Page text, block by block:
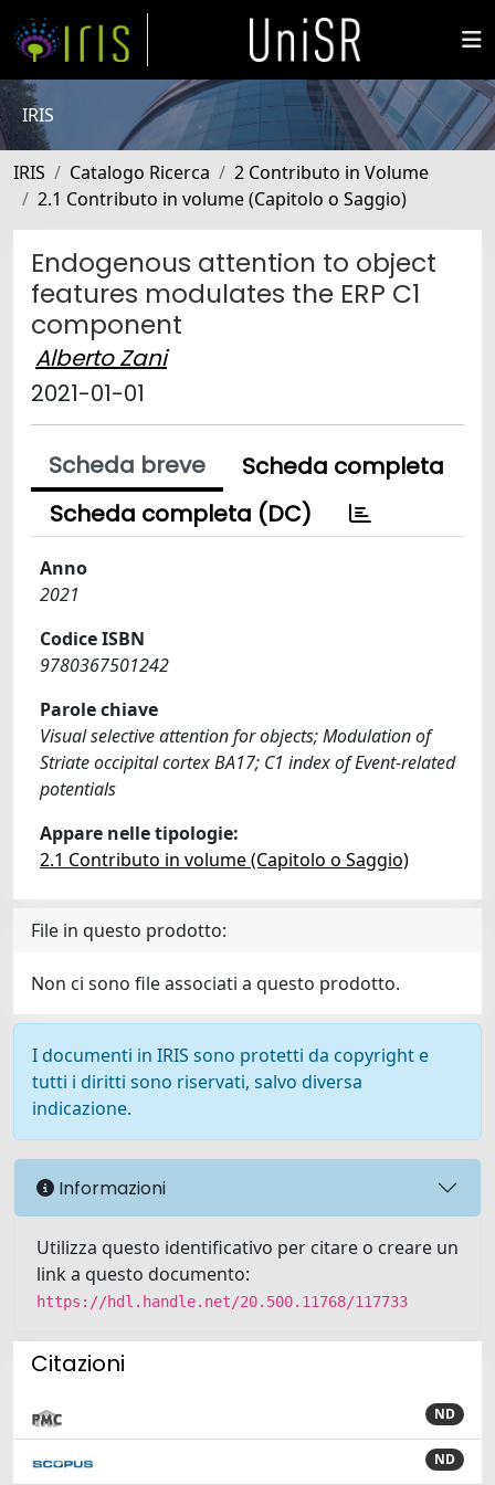
IRIS
IRIS Catalogo Ricerca
2 Contributo in Volume
2.1 Contributo in volume (Capitolo o Saggio)
Endogenous attention to object
features modulates the ERP C1
component
Alberto Zani
2021-01-01
Scheda breve
Scheda completa
Scheda completa (DC)
Anno
2021
Codice ISBN
9780367501242
Parole chiave
Visual selective attention for objects; Modulation of
Striate occipital cortex BA17; C1 index of Event-related
potentials
Appare nelle tipologie:
2.1 Contributo in volume (Capitolo o Saggio)
File in questo prodotto:
Non ci sono file associati a questo prodotto.
I documenti in IRIS sono protetti da copyright e
tutti i diritti sono riservati, salvo diversa
indicazione.
Informazioni
Utilizza questo identificativo per citare o creare un
link a questo documento:
https://hdl.handle.net/20.500.11768/117733
Citazioni
ND
ND